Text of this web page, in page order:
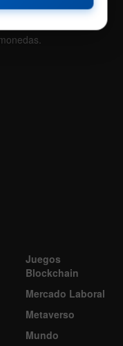
Juegos
Blockchain
Mercado Laboral
Metaverso
Mundo